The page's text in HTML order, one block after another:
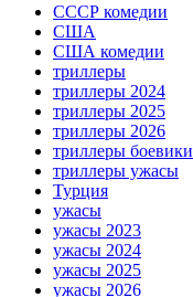
СССР комедии
США
США комедии
триллеры
триллеры 2024
триллеры 2025
триллеры 2026
триллеры боевики
триллеры ужасы
Турция
ужасы
ужасы 2023
ужасы 2024
ужасы 2025
ужасы 2026